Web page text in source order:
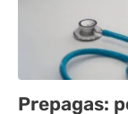
Prepagas: